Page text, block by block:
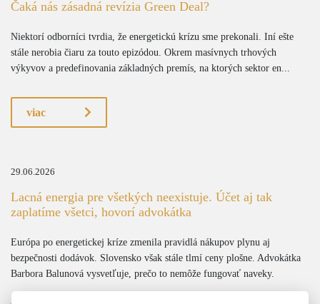
Čaká nás zásadná revízia Green Deal?
Niektorí odborníci tvrdia, že energetickú krízu sme prekonali. Iní ešte
stále nerobia čiaru za touto epizódou. Okrem masívnych trhových
výkyvov a predefinovania základných premís, na ktorých sektor en...
viac
29.06.2026
Lacná energia pre všetkých neexistuje. Účet aj tak
zaplatíme všetci, hovorí advokátka
Európa po energetickej kríze zmenila pravidlá nákupov plynu aj
bezpečnosti dodávok. Slovensko však stále tlmí ceny plošne. Advokátka
Barbora Balunová vysvetľuje, prečo to nemôže fungovať naveky.